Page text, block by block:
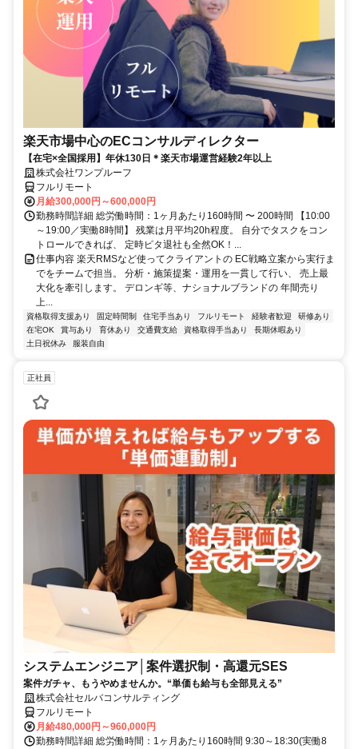
楽天市場中心のECコンサルディレクター
【在宅×全国採用】年休130日＊楽天市場運営経験2年以上
株式会社ワンプルーフ
フルリモート
月給300,000円～600,000円
勤務時間詳細 総労働時間：1ヶ月あたり160時間 〜 200時間 【10:00
～19:00／実働8時間】 残業は月平均20h程度。 自分でタスクをコン
トロールできれば、 定時ピタ退社も全然OK！...
仕事内容 楽天RMSなど使ってクライアントの EC戦略立案から実行ま
でをチームで担当。 分析・施策提案・運用を一貫して行い、 売上最
大化を牽引します。 デロンギ等、ナショナルブランドの 年間売り
上...
資格取得支援あり 固定時間制 住宅手当あり フルリモート 経験者歓迎
研修あり
在宅OK
賞与あり 育休あり 交通費支給 資格取得手当あり
長期休暇あり
土日祝休み
服装自由
正社員
システムエンジニア│案件選択制・高還元SES
案件ガチャ、もうやめませんか。“単価も給与も全部見える”
株式会社セルバコンサルティング
フルリモート
月給480,000円～960,000円
勤務時間詳細 総労働時間：1ヶ月あたり160時間 9:30～18:30(実働8